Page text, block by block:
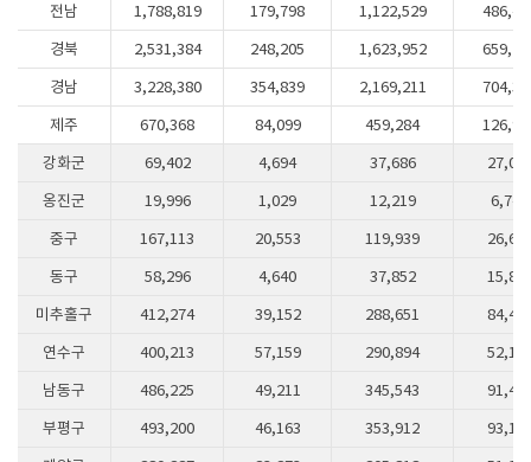
전남
1,788,819 179,798 1,122,529
경북
2,531,384 248,205 1,623,952
경남
3,228,380 354,839 2,169,211
제주
670,368 84,099 459,284
강화군
69,402 4,694 37,686
옹진군
19,996 1,029 12,219
6,748
중구
167,113 20,553 119,939
동구
58,296 4,640 37,852
미추홀구
412,274 39,152 288,651
연수구
400,213 57,159 290,894
남동구
486,225 49,211 345,543
부평구
493,200 46,163 353,912